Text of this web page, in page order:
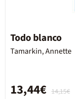
Todo blanco
Tamarkin, Annette
14,15€
13,44€